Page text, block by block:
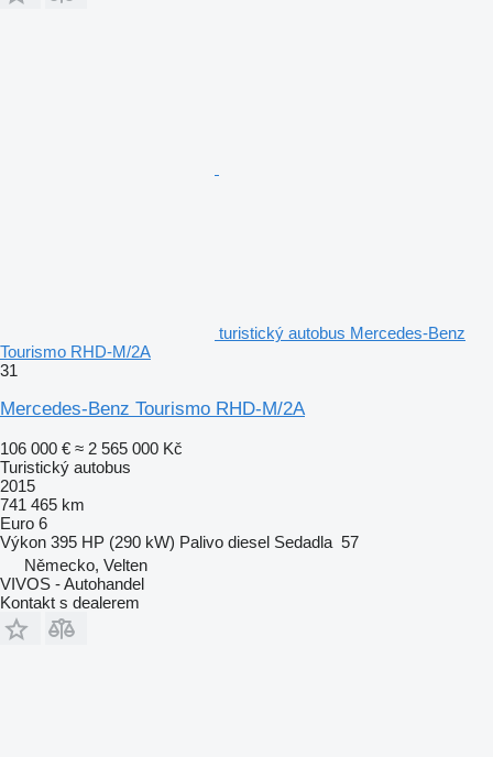
turistický autobus Mercedes-Benz
Tourismo RHD-M/2A
31
Mercedes-Benz Tourismo RHD-M/2A
106 000 € ≈ 2 565 000 Kč
Turistický autobus
2015
741 465 km
Euro 6
Výkon 395 HP (290 kW) Palivo diesel Sedadla 57
Německo, Velten
VIVOS - Autohandel
Kontakt s dealerem